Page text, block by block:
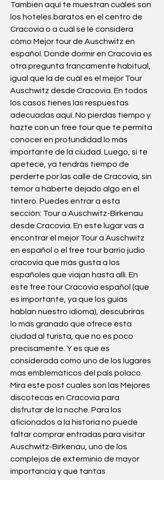
También aquí te muestran cuáles son
los hoteles baratos en el centro de
Cracovia o a cuál se le considera
cómo Mejor tour de Auschwitz en
español. Donde dormir en Cracovia es
otra pregunta francamente habitual,
igual que la de cuál es el mejor Tour
Auschwitz desde Cracovia. En todos
los casos tienes las respuestas
adecuadas aquí. No pierdas tiempo y
hazte con un free tour que te permita
conocer en profundidad lo más
importante de la ciudad. Luego, si te
apetece, ya tendrás tiempo de
perderte por las calle de Cracovia, sin
temor a haberte dejado algo en el
tintero. Puedes entrar a esta
sección: Tour a Auschwitz-Birkenau
desde Cracovia. En este lugar vas a
encontrar el mejor Tour a Auschwitz
en español o el free tour barrio judio
cracovia que más gusta a los
españoles que viajan hasta allí. En
este free tour Cracovia español (que
es importante, ya que los guías
hablan nuestro idioma), descubrirás
lo más granado que ofrece esta
ciudad al turista, que no es poco
precisamente. Y es que es
considerada como uno de los lugares
más emblemáticos del país polaco.
Mira este post cuales son las Mejores
discotecas en Cracovia para
disfrutar de la noche. Para los
aficionados a la historia no puede
faltar comprar entradas para visitar
Auschwitz-Birkenau, uno de los
complejos de exterminio de mayor
importancia y que tantas